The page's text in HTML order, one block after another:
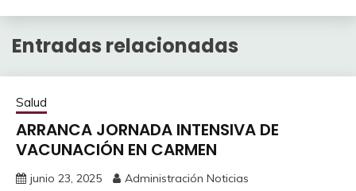
Entradas relacionadas
Salud
ARRANCA JORNADA INTENSIVA DE
VACUNACIÓN EN CARMEN
junio 23, 2025 Administración Noticias